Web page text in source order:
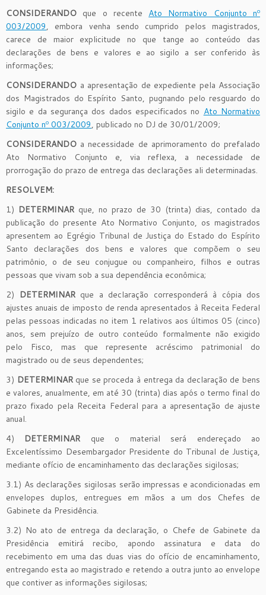
CONSIDERANDO que o recente Ato Normativo Conjunto nº
003/2009, embora venha sendo cumprido pelos magistrados,
carece de maior explicitude no que tange ao conteúdo das
declarações de bens e valores e ao sigilo a ser conferido às
informações;
CONSIDERANDO a apresentação de expediente pela Associação
dos Magistrados do Espírito Santo, pugnando pelo resguardo do
sigilo e da segurança dos dados especificados no Ato Normativo
Conjunto nº 003/2009, publicado no DJ de 30/01/2009;
CONSIDERANDO a necessidade de aprimoramento do prefalado
Ato Normativo Conjunto e, via reflexa, a necessidade de
prorrogação do prazo de entrega das declarações ali determinadas.
RESOLVEM:
1) DETERMINAR que, no prazo de 30 (trinta) dias, contado da
publicação do presente Ato Normativo Conjunto, os magistrados
apresentem ao Egrégio Tribunal de Justiça do Estado do Espírito
Santo declarações dos bens e valores que compõem o seu
patrimônio, o de seu conjugue ou companheiro, filhos e outras
pessoas que vivam sob a sua dependência econômica;
2) DETERMINARque a declaração corresponderá à cópia dos
ajustes anuais de imposto de renda apresentados à Receita Federal
pelas pessoas indicadas no item 1 relativos aos últimos 05 (cinco)
anos, sem prejuízo de outro conteúdo formalmente não exigido
pelo Fisco, mas que represente acréscimo patrimonial do
magistrado ou de seus dependentes;
3) DETERMINARque se proceda à entrega da declaração de bens
e valores, anualmente, em até 30 (trinta) dias após o termo final do
prazo fixado pela Receita Federal para a apresentação de ajuste
anual.
4) DETERMINAR que o material será endereçado ao
Excelentíssimo Desembargador Presidente do Tribunal de Justiça,
mediante ofício de encaminhamento das declarações sigilosas;
3.1) As declarações sigilosas serão impressas e acondicionadas em
envelopes duplos, entregues em mãos a um dos Chefes de
Gabinete da Presidência.
3.2) No ato de entrega da declaração, o Chefe de Gabinete da
Presidência emitirá recibo, apondo assinatura e data do
recebimento em uma das duas vias do ofício de encaminhamento,
entregando esta ao magistrado e retendo a outra junto ao envelope
que contiver as informações sigilosas;